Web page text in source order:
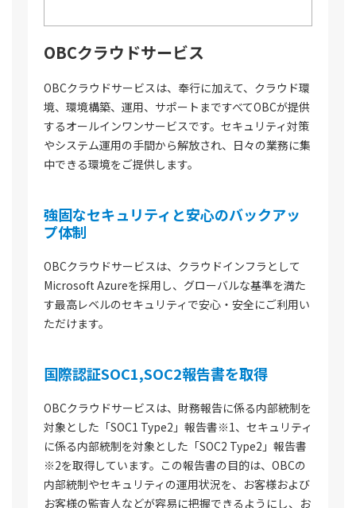
OBCクラウドサービス
OBCクラウドサービスは、奉行に加えて、クラウド環
境、環境構築、運用、サポートまですべてOBCが提供
するオールインワンサービスです。セキュリティ対策
やシステム運用の手間から解放され、日々の業務に集
中できる環境をご提供します。
強固なセキュリティと安心のバックアッ
プ体制
OBCクラウドサービスは、クラウドインフラとして
Microsoft Azureを採用し、グローバルな基準を満た
す最高レベルのセキュリティで安心・安全にご利用い
ただけます。
国際認証SOC1,SOC2報告書を取得
OBCクラウドサービスは、財務報告に係る内部統制を
対象とした「SOC1 Type2」報告書※1、セキュリティ
に係る内部統制を対象とした「SOC2 Type2」報告書
※2を取得しています。この報告書の目的は、OBCの
内部統制やセキュリティの運用状況を、お客様および
お客様の監査人などが容易に把握できるようにし、お